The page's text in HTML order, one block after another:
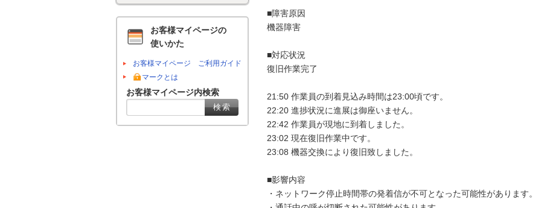
■障害原因
機器障害
■対応状況
復旧作業完了
21:50 作業員の到着見込み時間は23:00頃です。
22:20 進捗状況に進展は御座いません。
22:42 作業員が現地に到着しました。
23:02 現在復旧作業中です。
23:08 機器交換により復旧致しました。
■影響内容
・ネットワーク停止時間帯の発着信が不可となった可能性があります。
お客様マイページの
使いかた
お客様マイページ ご利用ガイド
マークとは
お客様マイページ内検索